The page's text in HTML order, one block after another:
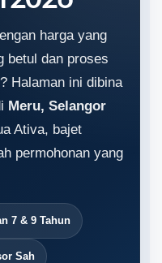
harga yang
betul dan proses
Halaman ini dibina
Meru, Selangor
Ativa, bajet
permohonan yang
7 & 9 Tahun
Sah